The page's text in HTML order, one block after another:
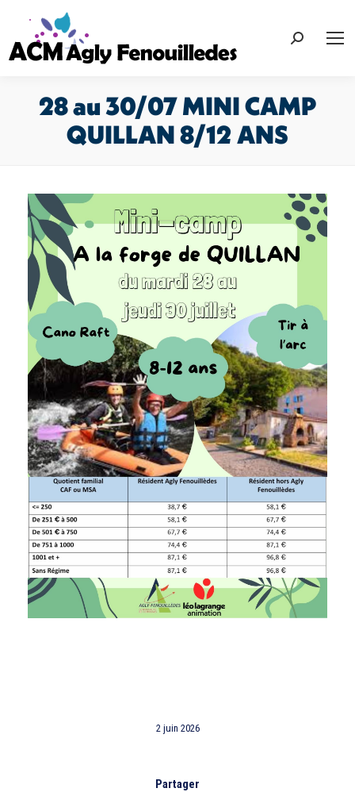
Recherche
28 au 30/07 MINI CAMP
QUILLAN 8/12 ANS
2 juin 2026
Partager